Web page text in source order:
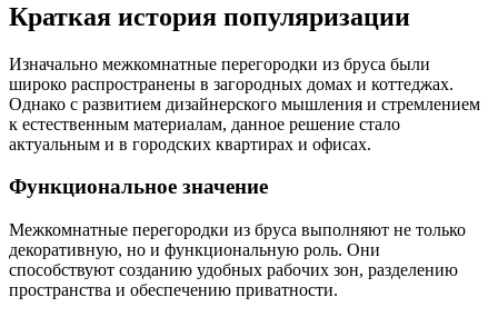
Краткая история популяризации
Изначально межкомнатные перегородки из бруса были
широко распространены в загородных домах и коттеджах.
Однако с развитием дизайнерского мышления и стремлением
к естественным материалам, данное решение стало
актуальным и в городских квартирах и офисах.
Функциональное значение
Межкомнатные перегородки из бруса выполняют не только
декоративную, но и функциональную роль. Они
способствуют созданию удобных рабочих зон, разделению
пространства и обеспечению приватности.